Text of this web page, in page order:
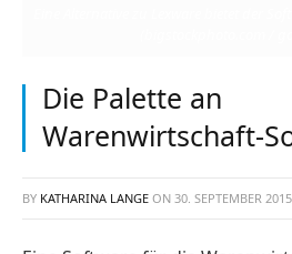
Die Palette an
Warenwirtschaft-
BY KATHARINA LANGE ON 30. SEPTEMBER 2015